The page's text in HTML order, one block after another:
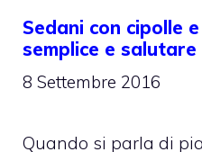
Sedani con cipolle
semplice e salutare
8 Settembre 2016
Quando si parla di